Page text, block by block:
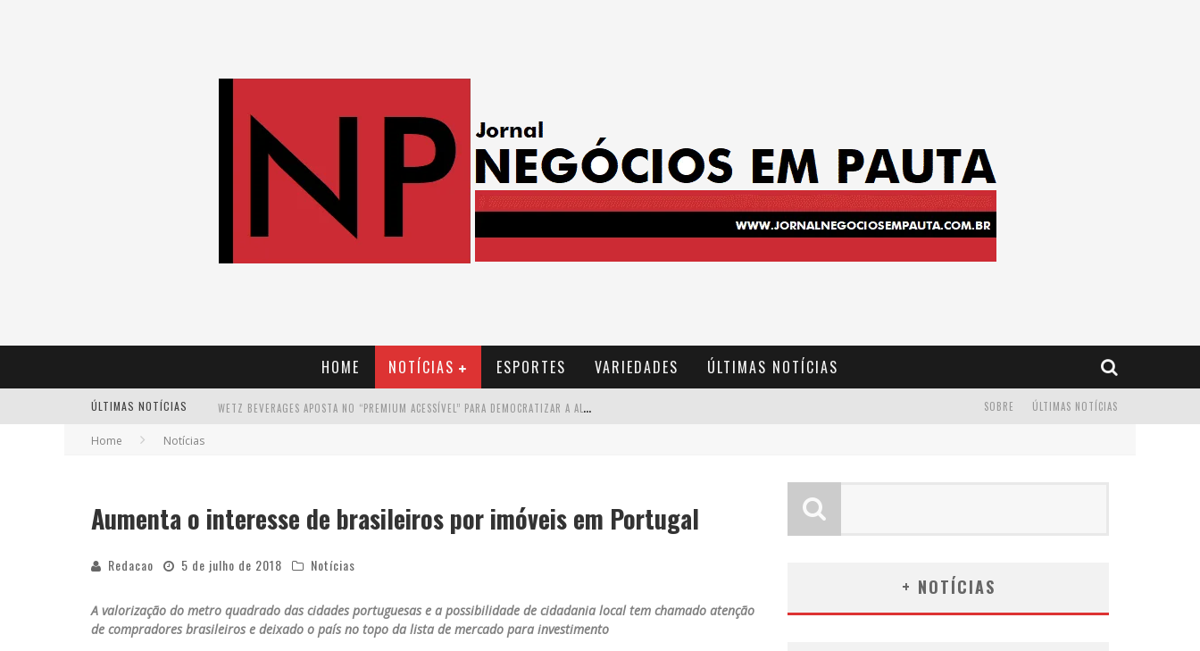
HOME NOTÍCIAS ESPORTES VARIEDADES ÚLTIMAS NOTÍCIAS
ÚLTIMAS NOTÍCIAS W
ETZ BEVERAGES APOSTA NO “PREMIUM ACESSÍVEL” PARA DEMOCRATIZAR A ALTA COQUETELARIA COM GARRAFAS DE 1 LITRO
D
EMOCRATIZAÇÃO DO MALTE: PROIBIDA UTILIZA ESTRATÉGIA DE CUSTO-BENEFÍCIO PARA O LAZER DO BRASILEIRO
ÚLTIMAS NOTÍCIAS
SOBRE
Home Notícias
Aumenta o interesse de brasileiros por imóveis em Portugal
Redacao 5 de julho de 2018 Notícias
A valorização do metro quadrado das cidades portuguesas e a possibilidade de cidadania local tem chamado atenção
de compradores brasileiros e deixado o país no topo da lista de mercado para investimento
+ NOTÍCIAS